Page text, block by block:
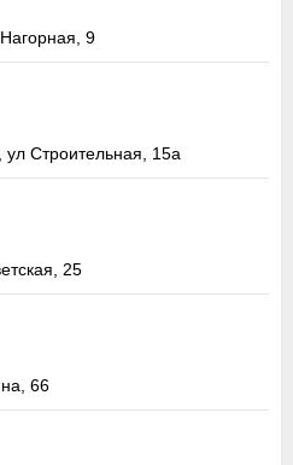
9
Строительная, 15а
25
66